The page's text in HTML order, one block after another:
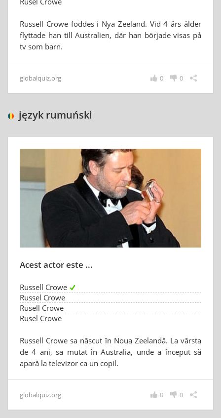
Russell Crowe föddes i Nya Zeeland. Vid 4 års ålder
flyttade han till Australien, där han började visas på
tv som barn.
globalquiz.org 0
0
język rumuński
Acest actor este ...
Russell Crowe
Russel Crowe
Rusell Crowe
Rusel Crowe
Russell Crowe sa născut în Noua Zeelandă. La vârsta
de 4 ani, sa mutat în Australia, unde a început să
apară la televizor ca un copil.
globalquiz.org 0
0